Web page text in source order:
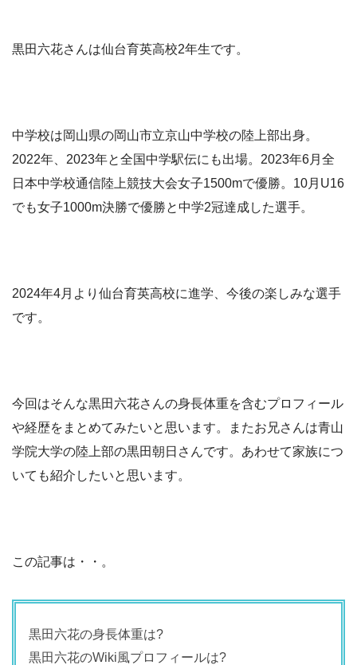
黒田六花さんは仙台育英高校2年生です。
中学校は岡山県の岡山市立京山中学校の陸上部出身。
2022年、2023年と全国中学駅伝にも出場。2023年6月全
日本中学校通信陸上競技大会女子1500mで優勝。10月U16
でも女子1000m決勝で優勝と中学2冠達成した選手。
2024年4月より仙台育英高校に進学、今後の楽しみな選手
です。
今回はそんな黒田六花さんの身長体重を含むプロフィール
や経歴をまとめてみたいと思います。またお兄さんは青山
学院大学の陸上部の黒田朝日さんです。あわせて家族につ
いても紹介したいと思います。
この記事は・・。
黒田六花の身長体重は?
黒田六花のWiki風プロフィールは?